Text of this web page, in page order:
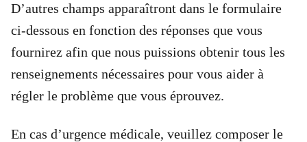
D’autres champs apparaîtront dans le formulaire
ci-dessous en fonction des réponses que vous
fournirez afin que nous puissions obtenir tous les
renseignements nécessaires pour vous aider à
régler le problème que vous éprouvez.
En cas d’urgence médicale, veuillez composer le